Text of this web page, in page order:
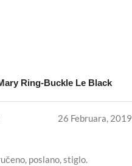
Ring-Buckle Le Black
26 Februara, 2019
poslano, stiglo.